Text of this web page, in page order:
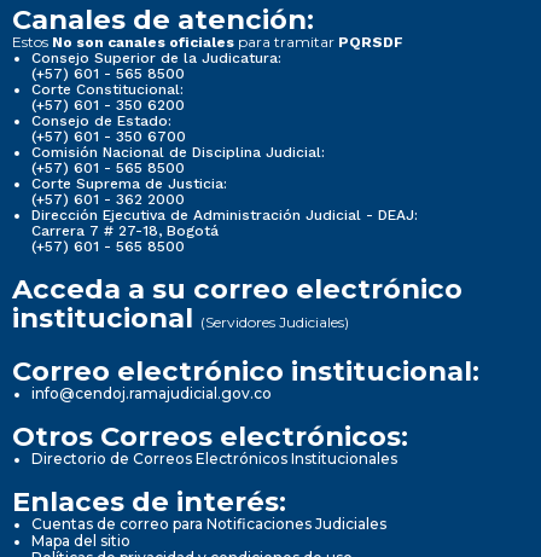
Canales de atención:
Estos No son canales oficiales para tramitar PQRSDF
Consejo Superior de la Judicatura:
(+57) 601 - 565 8500
Corte Constitucional:
(+57) 601 - 350 6200
Consejo de Estado:
(+57) 601 - 350 6700
Comisión Nacional de Disciplina Judicial:
(+57) 601 - 565 8500
Corte Suprema de Justicia:
(+57) 601 - 362 2000
Dirección Ejecutiva de Administración Judicial - DEAJ:
Carrera 7 # 27-18, Bogotá
(+57) 601 - 565 8500
Acceda a su correo electrónico
institucional (Servidores Judiciales)
Correo electrónico institucional:
info@cendoj.ramajudicial.gov.co
Otros Correos electrónicos:
Directorio de Correos Electrónicos Institucionales
Enlaces de interés:
Cuentas de correo para Notificaciones Judiciales
Mapa del sitio